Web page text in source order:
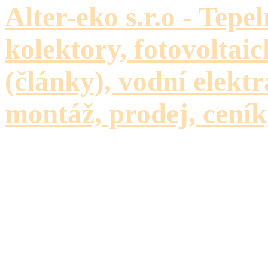
Alter-eko s.r.o -
kolektory,
(články), vodní
montáž, prodej,